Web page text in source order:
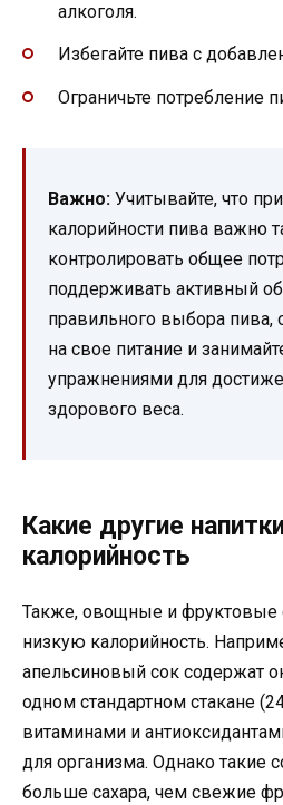
алкоголя.
Избегайте пива с
Ограничьте потребление
Важно: Учитывайте, что
калорийности пива важно
контролировать общее
поддерживать активный
правильного выбора пива,
на свое питание и
упражнениями для
здорового веса.
Какие другие
калорийность
Также, овощные и фруктовые
низкую калорийность.
апельсиновый сок содержат
одном стандартном стакане
витаминами и
для организма. Однако такие
больше сахара, чем свежие